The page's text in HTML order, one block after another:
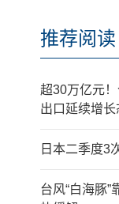
推荐阅读
超30万亿元
出口延续增长
日本二季度3
台风“白海豚